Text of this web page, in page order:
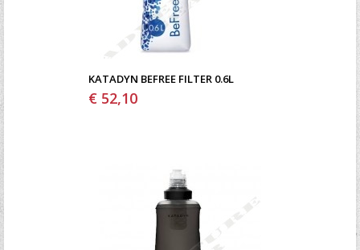
KATADYN BEFREE FILTER 0.6L
€ 52,10